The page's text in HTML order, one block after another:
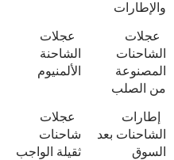
والإطارات
عجلات
الشاحنات
المصنوعة
من الصلب
عجلات
الشاحنة
الألمنيوم
إطارات
الشاحنات بعد
السوق
عجلات
شاحنات
ثقيلة الواجب